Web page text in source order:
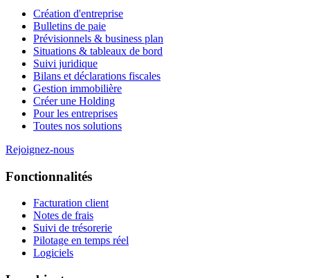
Création d'entreprise
Bulletins de paie
Prévisionnels & business plan
Situations & tableaux de bord
Suivi juridique
Bilans et déclarations fiscales
Gestion immobilière
Créer une Holding
Pour les entreprises
Toutes nos solutions
Rejoignez-nous
Fonctionnalités
Facturation client
Notes de frais
Suivi de trésorerie
Pilotage en temps réel
Logiciels